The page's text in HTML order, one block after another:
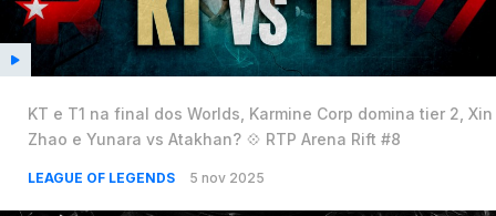
KT e T1 na final dos Worlds, Karmine Corp domina tier 2, Xin
Zhao e Yunara vs Atakhan? 💠 RTP Arena Rift #8
LEAGUE OF LEGENDS 5 nov 2025